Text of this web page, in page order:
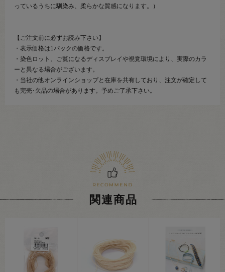
っているうちに馴染み、柔らかな質感になります。）
【ご注文前に必ずお読み下さい】
・表示価格は1パックの価格です。
・染色ロット、ご覧になるディスプレイや視覚環境により、実際のカラ
ーと異なる場合がございます。
・当社の他オンラインショップと在庫を共有しており、注文が確定して
も完売･欠品の場合があります。予めご了承下さい。
関連商品